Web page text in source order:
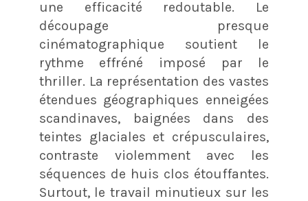
une efficacité redoutable. Le
découpage presque
cinématographique soutient le
rythme effréné imposé par le
thriller. La représentation des vastes
étendues géographiques enneigées
scandinaves, baignées dans des
teintes glaciales et crépusculaires,
contraste violemment avec les
séquences de huis clos étouffantes.
Surtout, le travail minutieux sur les